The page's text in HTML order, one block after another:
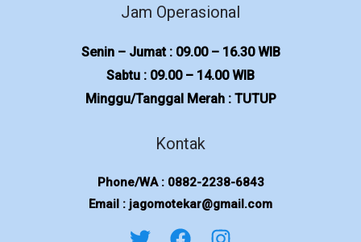
Jam Operasional
Senin – Jumat : 09.00 – 16.30 WIB
Sabtu : 09.00 – 14.00 WIB
Minggu/Tanggal Merah : TUTUP
Kontak
Phone/WA : 0882-2238-6843
Email : jagomotekar@gmail.com